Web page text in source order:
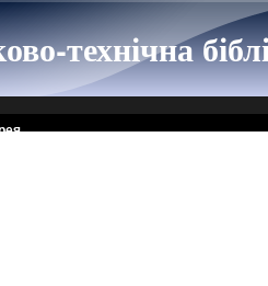
технічна